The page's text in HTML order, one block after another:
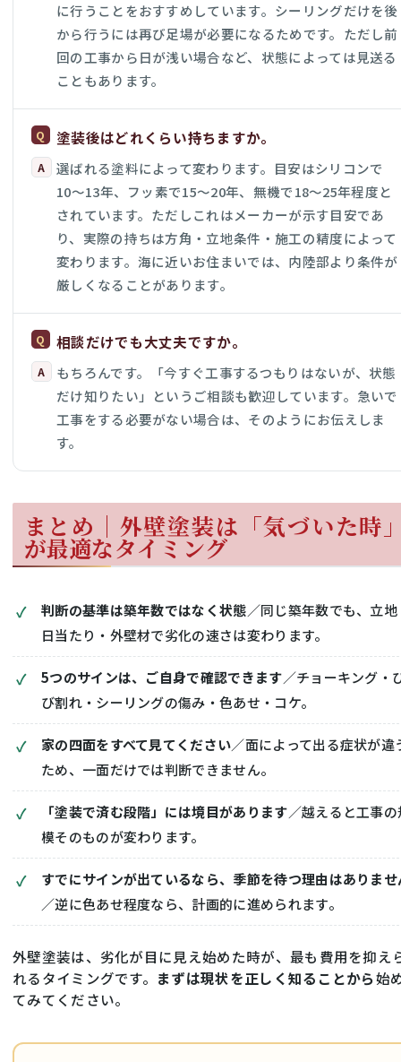
に行うことをおすすめしています。シーリングだけを後
から行うには再び足場が必要になるためです。ただし前
回の工事から日が浅い場合など、状態によっては見送る
こともあります。
塗装後はどれくらい持ちますか。
選ばれる塗料によって変わります。目安はシリコンで
10〜13年、フッ素で15〜20年、無機で18〜25年程度と
されています。ただしこれはメーカーが示す目安であ
り、実際の持ちは方角・立地条件・施工の精度によって
変わります。海に近いお住まいでは、内陸部より条件が
厳しくなることがあります。
相談だけでも大丈夫ですか。
もちろんです。「今すぐ工事するつもりはないが、状態
だけ知りたい」というご相談も歓迎しています。急いで
工事をする必要がない場合は、そのようにお伝えしま
す。
まとめ｜外壁塗装は「気づいた時
が最適なタイミング
判断の基準は築年数ではなく状態／同じ築年数でも、立地
日当たり・外壁材で劣化の速さは変わります。
5つのサインは、ご自身で確認できます／チョーキング・
び割れ・シーリングの傷み・色あせ・コケ。
家の四面をすべて見てください／面によって出る症状が違
ため、一面だけでは判断できません。
「塗装で済む段階」には境目があります／越えると工事の
模そのものが変わります。
すでにサインが出ているなら、季節を待つ理由はありませ
／逆に色あせ程度なら、計画的に進められます。
外壁塗装は、劣化が目に見え始めた時が、最も費用を抑え
れるタイミングです。 まずは現状を正しく知ることから始
てみてください。